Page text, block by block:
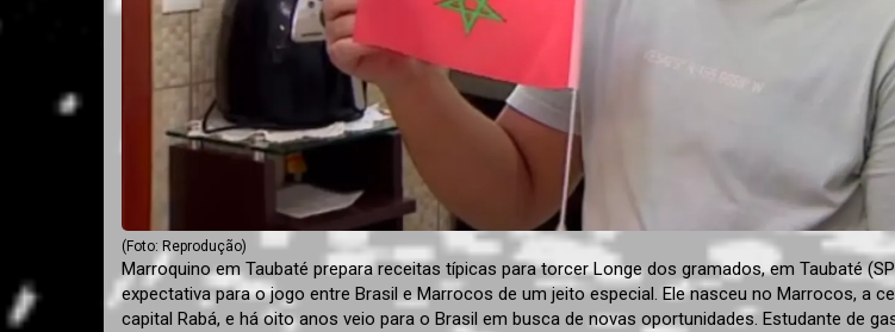
(Foto: Reprodução)
Marroquino em Taubaté prepara receitas típicas para torcer Longe dos gramados, em Taubaté
expectativa para o jogo entre Brasil e Marrocos de um jeito especial. Ele nasceu no Marrocos, a
capital Rabá, e há oito anos veio para o Brasil em busca de novas oportunidades. Estudante de